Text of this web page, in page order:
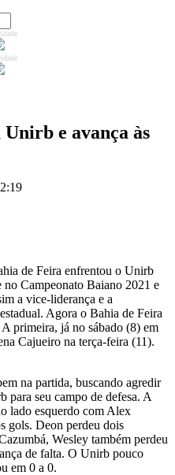
e avança às
de Feira enfrentou o Unirb
Campeonato Baiano 2021 e
a vice-liderança e a
Agora o Bahia de Feira
primeira, já no sábado (8) em
Cajueiro na terça-feira (11).
na partida, buscando agredir
para seu campo de defesa. A
lado esquerdo com Alex
gols. Deon perdeu dois
Wesley também perdeu
de falta. O Unirb pouco
em 0 a 0.